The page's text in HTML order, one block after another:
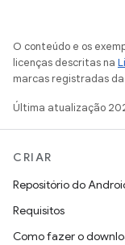
O conteúdo e os
licenças descritas na
marcas registradas
Última atualização
CRIAR
Repositório do
Requisitos
Como fazer o